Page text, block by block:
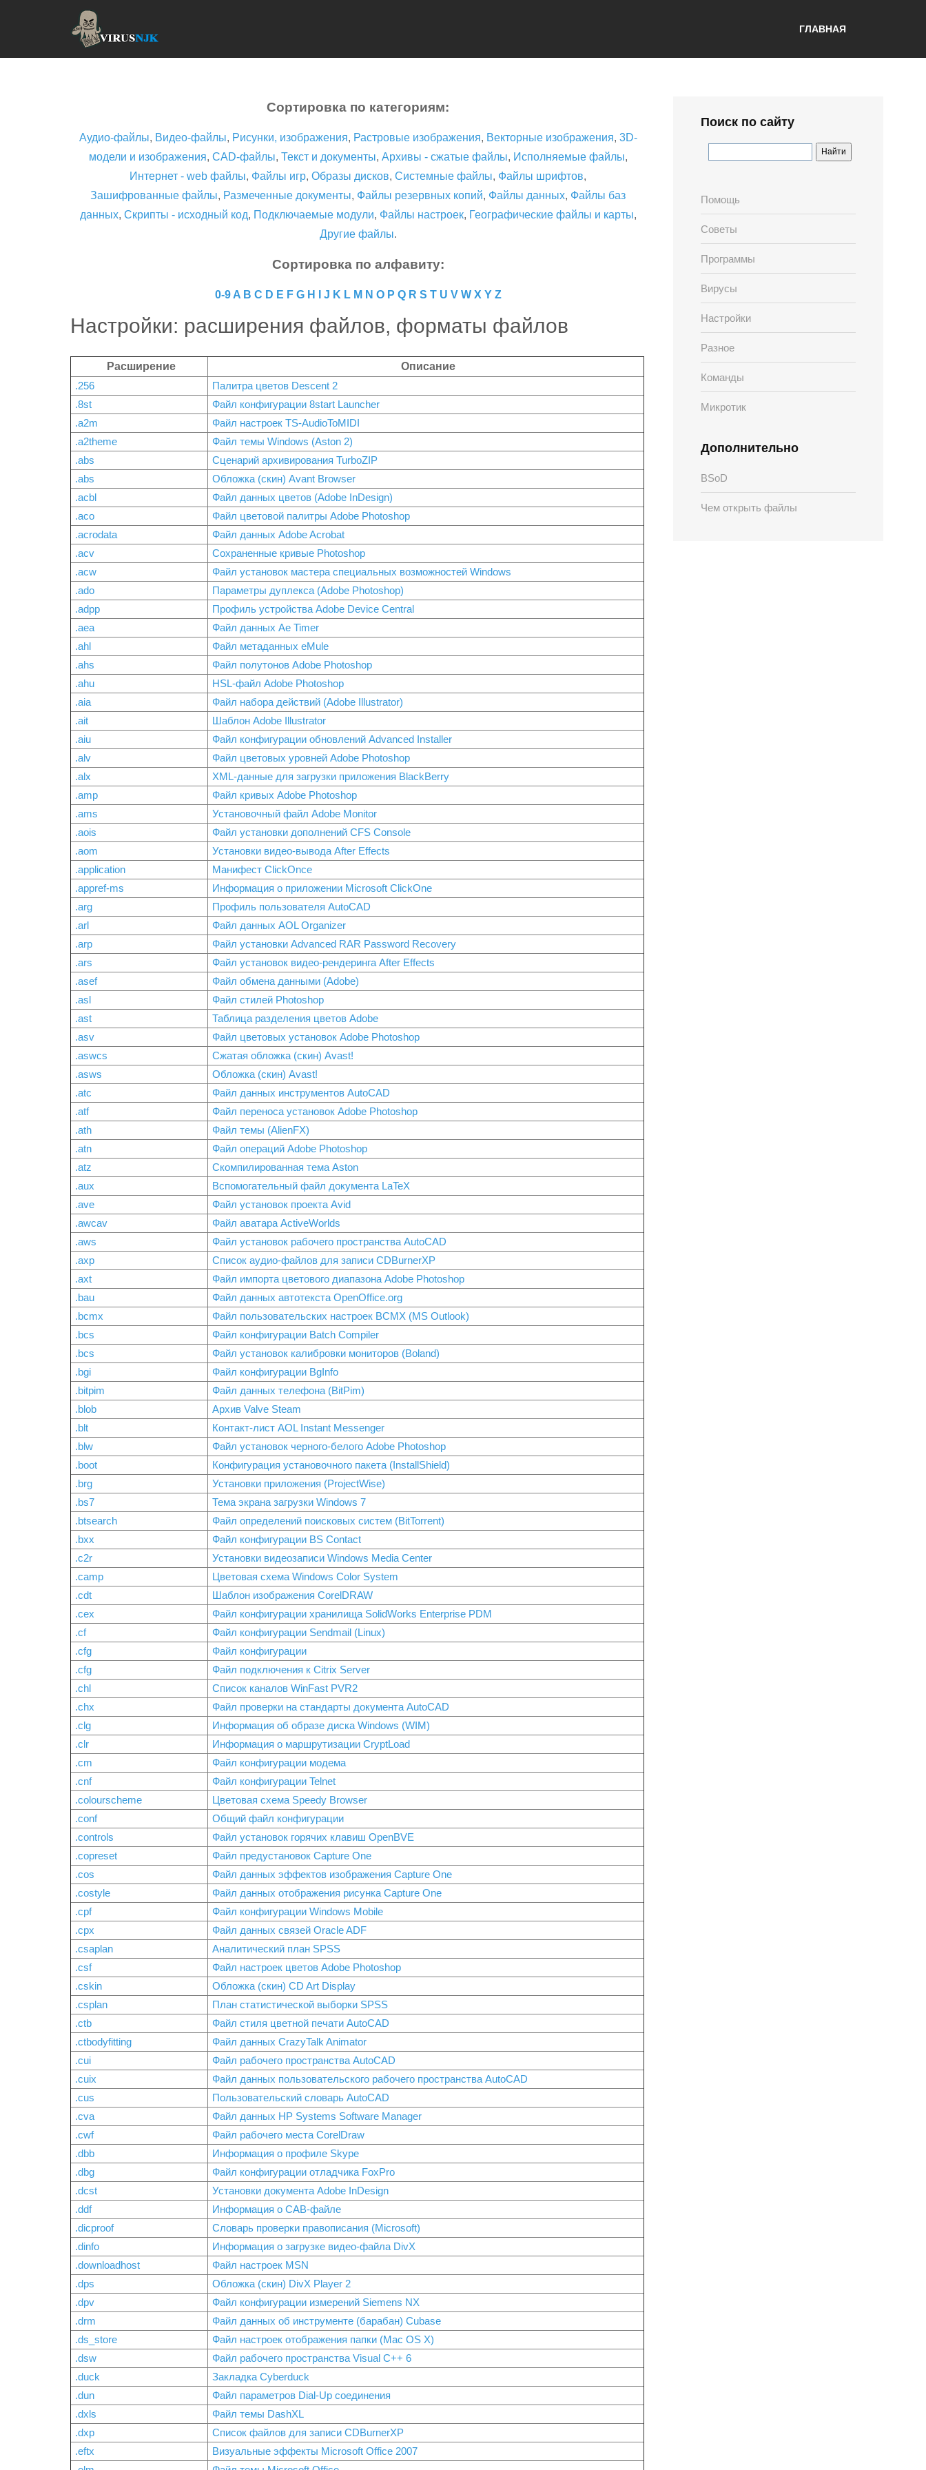
ГЛАВНАЯ
Сортировка по категориям:
Аудио-файлы, Видео-файлы, Рисунки, изображения, Растровые изображения, Векторные изображения, 3D-
модели и изображения, CAD-файлы, Текст и документы, Архивы - сжатые файлы, Исполняемые файлы,
Интернет - web файлы, Файлы игр, Образы дисков, Системные файлы, Файлы шрифтов,
Зашифрованные файлы, Размеченные документы, Файлы резервных копий, Файлы данных, Файлы баз
данных, Скрипты - исходный код, Подключаемые модули, Файлы настроек, Географические файлы и карты,
Другие файлы.
Сортировка по алфавиту:
0-9 A B C D E F G H J K L M N O P Q R S T U V W X Y Z
Настройки: расширения файлов, форматы файлов
Расширение
Описание
.256
Палитра цветов Descent 2
.8st
Файл конфигурации 8start Launcher
.a2m
Файл настроек TS-AudioToMIDI
.a2theme
Файл темы Windows (Aston 2)
.abs
Сценарий архивирования TurboZIP
.abs
Обложка (скин) Avant Browser
.acbl
Файл данных цветов (Adobe InDesign)
.aco
Файл цветовой палитры Adobe Photoshop
.acrodata
Файл данных Adobe Acrobat
.acv
Сохраненные кривые Photoshop
.acw
Файл установок мастера специальных возможностей Windows
.ado
Параметры дуплекса (Adobe Photoshop)
.adpp
Профиль устройства Adobe Device Central
.aea
Файл данных Ae Timer
.ahl
Файл метаданных eMule
.ahs
Файл полутонов Adobe Photoshop
.ahu
HSL-файл Adobe Photoshop
.aia
Файл набора действий (Adobe Illustrator)
.ait
Шаблон Adobe Illustrator
.aiu
Файл конфигурации обновлений Advanced Installer
.alv
Файл цветовых уровней Adobe Photoshop
.alx
XML-данные для загрузки приложения BlackBerry
.amp
Файл кривых Adobe Photoshop
.ams
Установочный файл Adobe Monitor
.aois
Файл установки дополнений CFS Console
.aom
Установки видео-вывода After Effects
.application
Манифест ClickOnce
.appref-ms
Информация о приложении Microsoft ClickOne
.arg
Профиль пользователя AutoCAD
.arl
Файл данных AOL Organizer
.arp
Файл установки Advanced RAR Password Recovery
.ars
Файл установок видео-рендеринга After Effects
.asef
Файл обмена данными (Adobe)
.asl
Файл стилей Photoshop
.ast
Таблица разделения цветов Adobe
.asv
Файл цветовых установок Adobe Photoshop
.aswcs
Сжатая обложка (скин) Avast!
.asws
Обложка (скин) Avast!
.atc
Файл данных инструментов AutoCAD
.atf
Файл переноса установок Adobe Photoshop
.ath
Файл темы (AlienFX)
.atn
Файл операций Adobe Photoshop
.atz
Скомпилированная тема Aston
.aux
Вспомогательный файл документа LaTeX
.ave
Файл установок проекта Avid
.awcav
Файл аватара ActiveWorlds
.aws
Файл установок рабочего пространства AutoCAD
.axp
Список аудио-файлов для записи CDBurnerXP
.axt
Файл импорта цветового диапазона Adobe Photoshop
.bau
Файл данных автотекста OpenOffice.org
.bcmx
Файл пользовательских настроек BCMX (MS Outlook)
.bcs
Файл конфигурации Batch Compiler
.bcs
Файл установок калибровки мониторов (Boland)
.bgi
Файл конфигурации BgInfo
.bitpim
Файл данных телефона (BitPim)
.blob
Архив Valve Steam
.blt
Контакт-лист AOL Instant Messenger
.blw
Файл установок черного-белого Adobe Photoshop
.boot
Конфигурация установочного пакета (InstallShield)
.brg
Установки приложения (ProjectWise)
.bs7
Тема экрана загрузки Windows 7
.btsearch
Файл определений поисковых систем (BitTorrent)
.bxx
Файл конфигурации BS Contact
.c2r
Установки видеозаписи Windows Media Center
.camp
Цветовая схема Windows Color System
.cdt
Шаблон изображения CorelDRAW
.cex
Файл конфигурации хранилища SolidWorks Enterprise PDM
.cf
Файл конфигурации Sendmail (Linux)
.cfg
Файл конфигурации
.cfg
Файл подключения к Citrix Server
.chl
Список каналов WinFast PVR2
.chx
Файл проверки на стандарты документа AutoCAD
.clg
Информация об образе диска Windows (WIM)
.clr
Информация о маршрутизации CryptLoad
.cm
Файл конфигурации модема
.cnf
Файл конфигурации Telnet
.colourscheme
Цветовая схема Speedy Browser
.conf
Общий файл конфигурации
.controls
Файл установок горячих клавиш OpenBVE
.copreset
Файл предустановок Capture One
.cos
Файл данных эффектов изображения Capture One
.costyle
Файл данных отображения рисунка Capture One
.cpf
Файл конфигурации Windows Mobile
.cpx
Файл данных связей Oracle ADF
.csaplan
Аналитический план SPSS
.csf
Файл настроек цветов Adobe Photoshop
.cskin
Обложка (скин) CD Art Display
.csplan
План статистической выборки SPSS
.ctb
Файл стиля цветной печати AutoCAD
.ctbodyfitting
Файл данных CrazyTalk Animator
.cui
Файл рабочего пространства AutoCAD
.cuix
Файл данных пользовательского рабочего пространства AutoCAD
.cus
Пользовательский словарь AutoCAD
.cva
Файл данных HP Systems Software Manager
.cwf
Файл рабочего места CorelDraw
.dbb
Информация о профиле Skype
.dbg
Файл конфигурации отладчика FoxPro
.dcst
Установки документа Adobe InDesign
.ddf
Информация о CAB-файле
.dicproof
Словарь проверки правописания (Microsoft)
.dinfo
Информация о загрузке видео-файла DivX
.downloadhost
Файл настроек MSN
.dps
Обложка (скин) DivX Player 2
.dpv
Файл конфигурации измерений Siemens NX
.drm
Файл данных об инструменте (барабан) Cubase
.ds_store
Файл настроек отображения папки (Mac OS X)
.dsw
Файл рабочего пространства Visual C++ 6
.duck
Закладка Cyberduck
.dun
Файл параметров Dial-Up соединения
.dxls
Файл темы DashXL
.dxp
Список файлов для записи CDBurnerXP
.eftx
Визуальные эффекты Microsoft Office 2007
Поиск по сайту
Помощь
Советы
Программы
Вирусы
Настройки
Разное
Команды
Микротик
Дополнительно
BSoD
Чем открыть файлы